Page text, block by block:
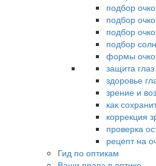
подбор
подбор
подбор
подбор
формы
защита
здоровье
зрение и
как
коррекция
проверка
рецепт на
Гид по оптикам